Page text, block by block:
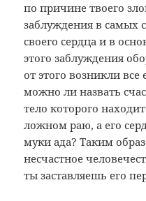
по причине твоего
заблуждения в самых
своего сердца и в
этого заблуждения
от этого возникли все
можно ли назвать
тело которого
ложном раю, а его
муки ада? Таким
несчастное
ты заставляешь его